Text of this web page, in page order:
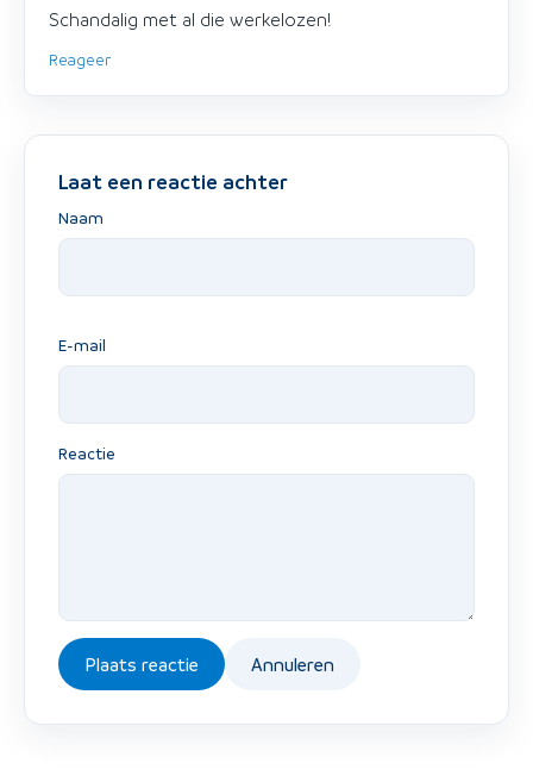
Schandalig met al die werkelozen!
Reageer
Laat een reactie achter
Naam
E-mail
Reactie
Plaats reactie Annuleren